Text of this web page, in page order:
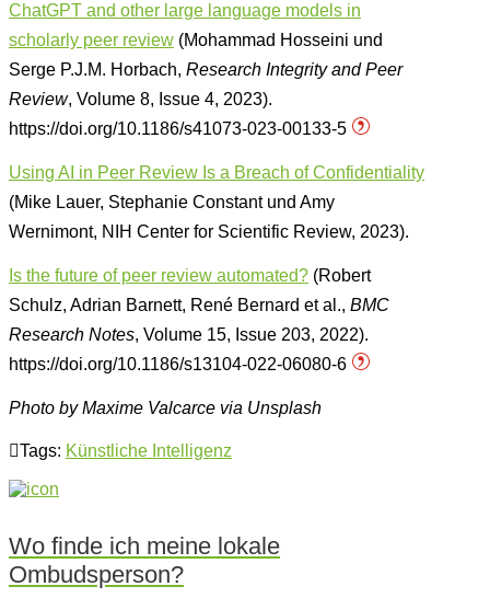
ChatGPT and other large language models in
scholarly peer review (Mohammad Hosseini und
Serge P.J.M. Horbach, Research Integrity and Peer
Review, Volume 8, Issue 4, 2023).
https://doi.org/10.1186/s41073-023-00133-5
Using AI in Peer Review Is a Breach of Confidentiality
(Mike Lauer, Stephanie Constant und Amy
Wernimont, NIH Center for Scientific Review, 2023).
Is the future of peer review automated? (Robert
Schulz, Adrian Barnett, René Bernard et al., BMC
Research Notes, Volume 15, Issue 203, 2022).
https://doi.org/10.1186/s13104-022-06080-6
Photo by Maxime Valcarce via Unsplash
Tags: Künstliche Intelligenz
Wo finde ich meine lokale
Ombudsperson?